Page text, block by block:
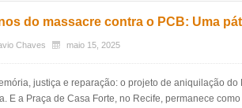
do massacre contra o PCB: Uma
Chaves maio 15, 2025
justiça e reparação: o projeto de aniquilação
E a Praça de Casa Forte, no Recife, permanece